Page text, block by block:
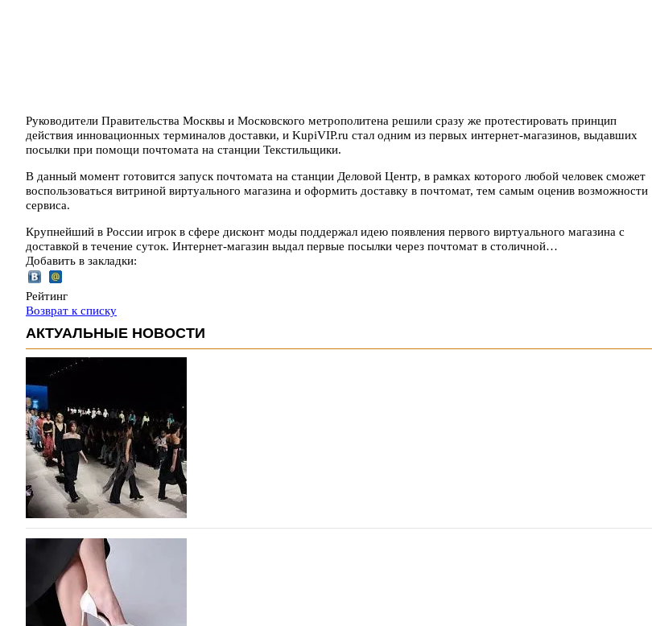
Руководители Правительства Москвы и Московского метрополитена решили сразу же протестировать принцип
действия инновационных терминалов доставки, и KupiVIP.ru стал одним из первых интернет-магазинов, выдавших
посылки при помощи почтомата на станции Текстильщики.
В данный момент готовится запуск почтомата на станции Деловой Центр, в рамках которого любой человек сможет
воспользоваться витриной виртуального магазина и оформить доставку в почтомат, тем самым оценив возможности
сервиса.
Крупнейший в России игрок в сфере дисконт моды поддержал идею появления первого виртуального магазина с
доставкой в течение суток. Интернет-магазин выдал первые посылки через почтомат в столичной…
Добавить в закладки:
Рейтинг
Возврат к списку
АКТУАЛЬНЫЕ НОВОСТИ
На участие в Московской неделе моды подано 1047 заявок
На участие в седьмой Московской неделе моды, которая пройдет в российской столице с 26 сентября по 1
октября, уже подано 1047 заявок. Примерно половину из них (494) прислали дизайнеры, коллекции
которых не были представлены в…